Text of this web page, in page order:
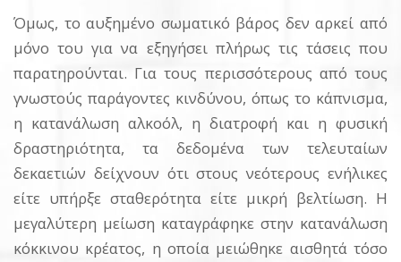
Όμως, το αυξημένο σωματικό βάρος δεν αρκεί από
μόνο του για να εξηγήσει πλήρως τις τάσεις που
παρατηρούνται. Για τους περισσότερους από τους
γνωστούς παράγοντες κινδύνου, όπως το κάπνισμα,
η κατανάλωση αλκοόλ, η διατροφή και η φυσική
δραστηριότητα, τα δεδομένα των τελευταίων
δεκαετιών δείχνουν ότι στους νεότερους ενήλικες
είτε υπήρξε σταθερότητα είτε μικρή βελτίωση. Η
μεγαλύτερη μείωση καταγράφηκε στην κατανάλωση
κόκκινου κρέατος, η οποία μειώθηκε αισθητά τόσο